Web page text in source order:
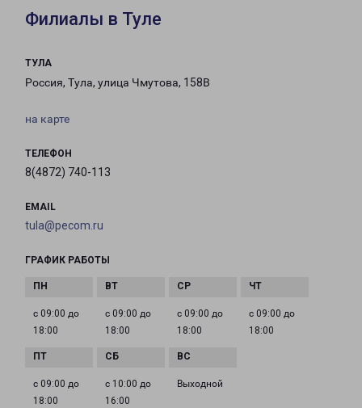
Филиалы в Туле
ТУЛА
Россия, Тула, улица Чмутова, 158В
на карте
ТЕЛЕФОН
8(4872) 740-113
EMAIL
tula@pecom.ru
ГРАФИК РАБОТЫ
с 09:00 до
18:00
с 09:00 до
18:00
с 09:00 до
18:00
с 09:00 до
18:00
с 09:00 до
18:00
с 10:00 до
16:00
Выходной